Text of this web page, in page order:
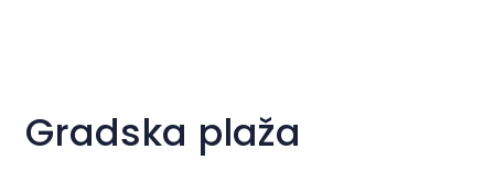
Gradska plaža